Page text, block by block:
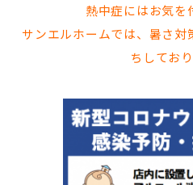
熱中症にはお気を
サンエルホームでは、暑さ
ちしてお